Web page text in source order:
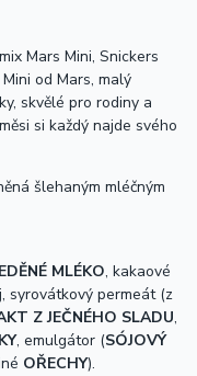
Mars Mini, Snickers
od Mars, malý
skvělé pro rodiny a
si každý najde svého
šlehaným mléčným
MLÉKO, kakaové
syrovátkový permeát (z
Z JEČNÉHO SLADU,
, emulgátor (SÓJOVÝ
OŘECHY).